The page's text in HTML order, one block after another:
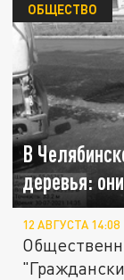
В
деревья:
ОБЩЕСТВО
12 АВГУСТА 14:08